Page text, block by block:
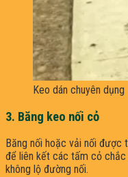
Keo dán chuyên dụng
3. Băng keo nối cỏ
Băng nối hoặc vải nối
để liên kết các tấm cỏ
không lộ đường nối.